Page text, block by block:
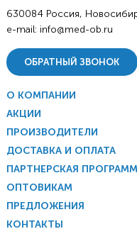
630084 Россия,
e-mail: info@med-ob.ru
ОБРАТНЫЙ ЗВОНОК
О КОМПАНИИ
АКЦИИ
ПРОИЗВОДИТЕЛИ
ДОСТАВКА И ОПЛАТА
ПАРТНЕРСКАЯ
ОПТОВИКАМ
ПРЕДЛОЖЕНИЯ
КОНТАКТЫ